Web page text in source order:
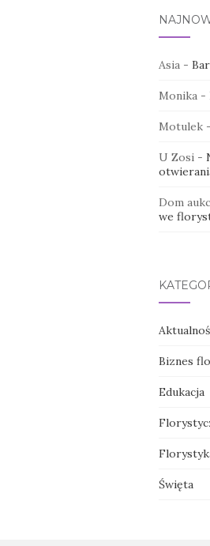
Asia-
Monika-
Motulek-
U Zosi-
Dom
we
Biznes
Edukacja
Święta